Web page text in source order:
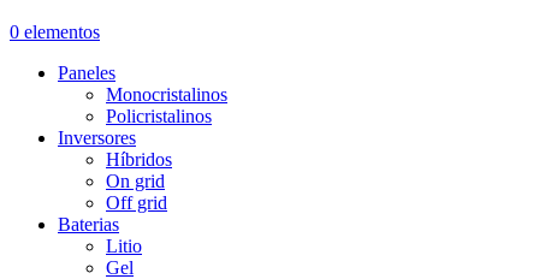
0 elementos
Paneles
Monocristalinos
Policristalinos
Inversores
Híbridos
On grid
Off grid
Baterias
Litio
Gel